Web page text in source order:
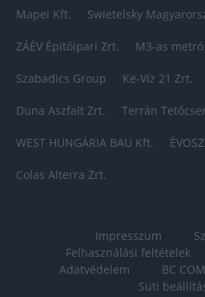
Mapei Kft. Swietelsky
ZÁÉV Építőipari Zrt. M3-as metró
Szabadics Group Ke-Víz 21 Zrt.
Duna Aszfalt Zrt. Terrán
WEST HUNGÁRIA BAU Kft. ÉVOSZ
Colas Alterra Zrt.
Impresszum
Felhasználási feltételek
Adatvédelem
BC
Süti